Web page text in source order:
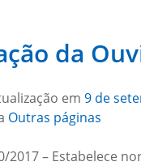
da
em 9 de
Outras páginas
2017 – Estabelece